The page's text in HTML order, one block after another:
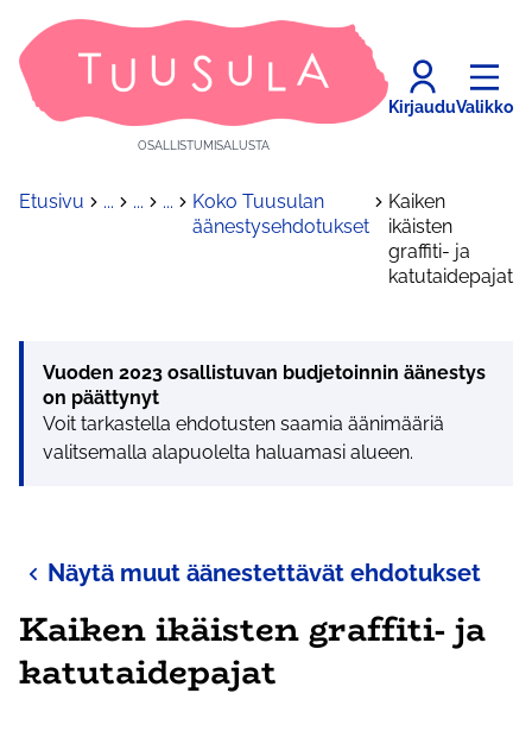
OSALLISTUMISALUSTA
KirjauduValikko
Etusivu ... ... ...
Koko Tuusulan
äänestysehdotukset
Kaiken
ikäisten
graffiti- ja
katutaidepajat
Vuoden 2023 osallistuvan budjetoinnin äänestys
on päättynyt
Voit tarkastella ehdotusten saamia äänimääriä
valitsemalla alapuolelta haluamasi alueen.
Näytä muut äänestettävät ehdotukset
Kaiken ikäisten graffiti- ja
katutaidepajat